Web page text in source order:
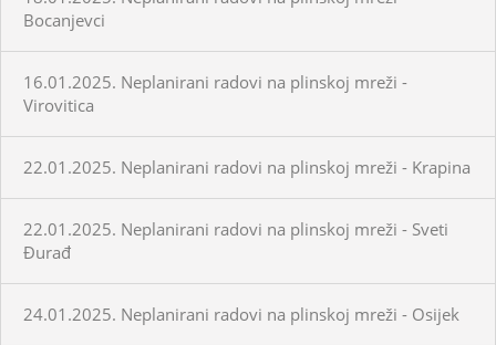
Bocanjevci
16.01.2025. Neplanirani radovi na plinskoj mreži -
Virovitica
22.01.2025. Neplanirani radovi na plinskoj mreži - Krapina
22.01.2025. Neplanirani radovi na plinskoj mreži - Sveti
Đurađ
24.01.2025. Neplanirani radovi na plinskoj mreži - Osijek